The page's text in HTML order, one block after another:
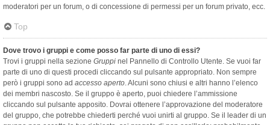
moderatori per un forum, o di concessione di permessi per un forum privato, ecc.
Top
Dove trovo i gruppi e come posso far parte di uno di essi?
Trovi i gruppi nella sezione Gruppi nel Pannello di Controllo Utente. Se vuoi far
parte di uno di questi procedi cliccando sul pulsante appropriato. Non sempre
però i gruppi sono ad accesso aperto. Alcuni sono chiusi e altri hanno l’elenco
dei membri nascosto. Se il gruppo è aperto, puoi chiedere l’ammissione
cliccando sul pulsante apposito. Dovrai ottenere l’approvazione del moderatore
del gruppo, che potrebbe chiederti perché vuoi unirti al gruppo. Se il leader di un